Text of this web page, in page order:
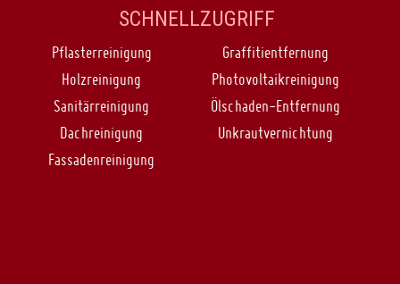
SCHNELLZUGRIFF
Pflasterreinigung
Holzreinigung
Sanitärreinigung
Dachreinigung
Fassadenreinigung
Graffitientfernung
Photovoltaikreinigung
Ölschaden-Entfernung
Unkrautvernichtung